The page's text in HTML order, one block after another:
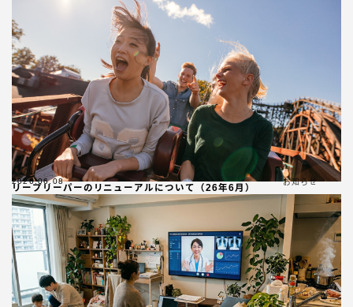
リープリーパーのリニューアルについて（26年6月）
2026.06.08 お知らせ